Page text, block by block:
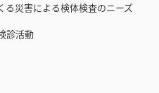
る災害による検体検査のニーズ
診活動